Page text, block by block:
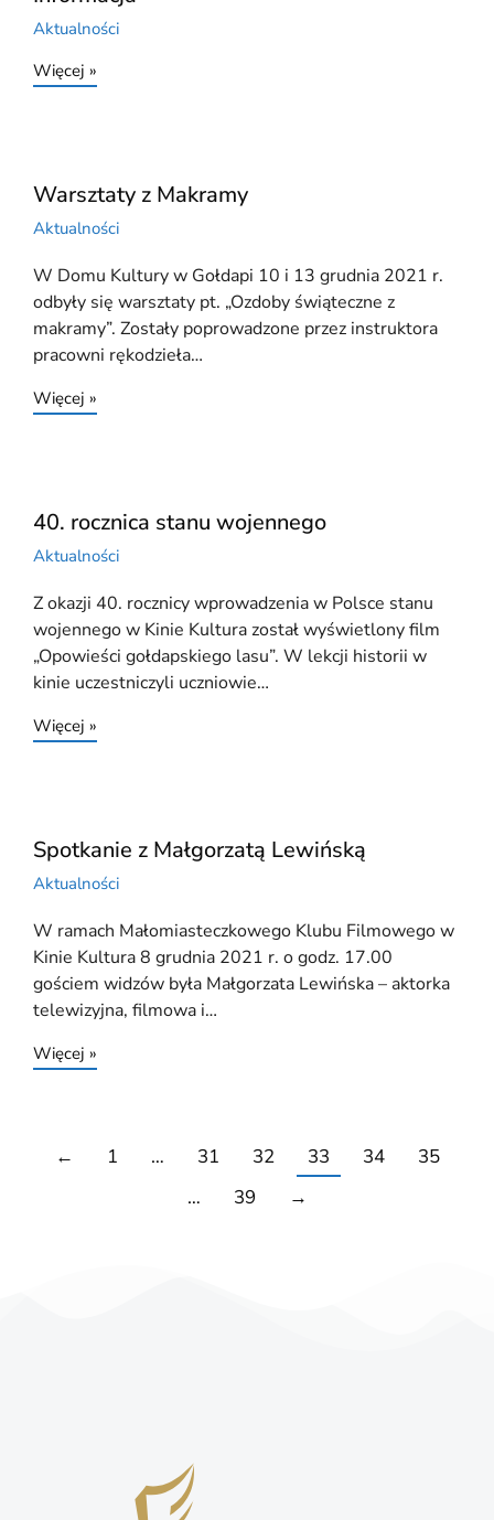
Aktualności
Więcej »
Warsztaty z Makramy
Aktualności
W Domu Kultury w Gołdapi 10 i 13 grudnia 2021 r.
odbyły się warsztaty pt. „Ozdoby świąteczne z
makramy”. Zostały poprowadzone przez instruktora
pracowni rękodzieła…
Więcej »
40. rocznica stanu wojennego
Aktualności
Z okazji 40. rocznicy wprowadzenia w Polsce stanu
wojennego w Kinie Kultura został wyświetlony film
„Opowieści gołdapskiego lasu”. W lekcji historii w
kinie uczestniczyli uczniowie…
Więcej »
Spotkanie z Małgorzatą Lewińską
Aktualności
W ramach Małomiasteczkowego Klubu Filmowego w
Kinie Kultura 8 grudnia 2021 r. o godz. 17.00
gościem widzów była Małgorzata Lewińska – aktorka
telewizyjna, filmowa i…
Więcej »
← 1 … 31 32 33 34
35
…
39 →